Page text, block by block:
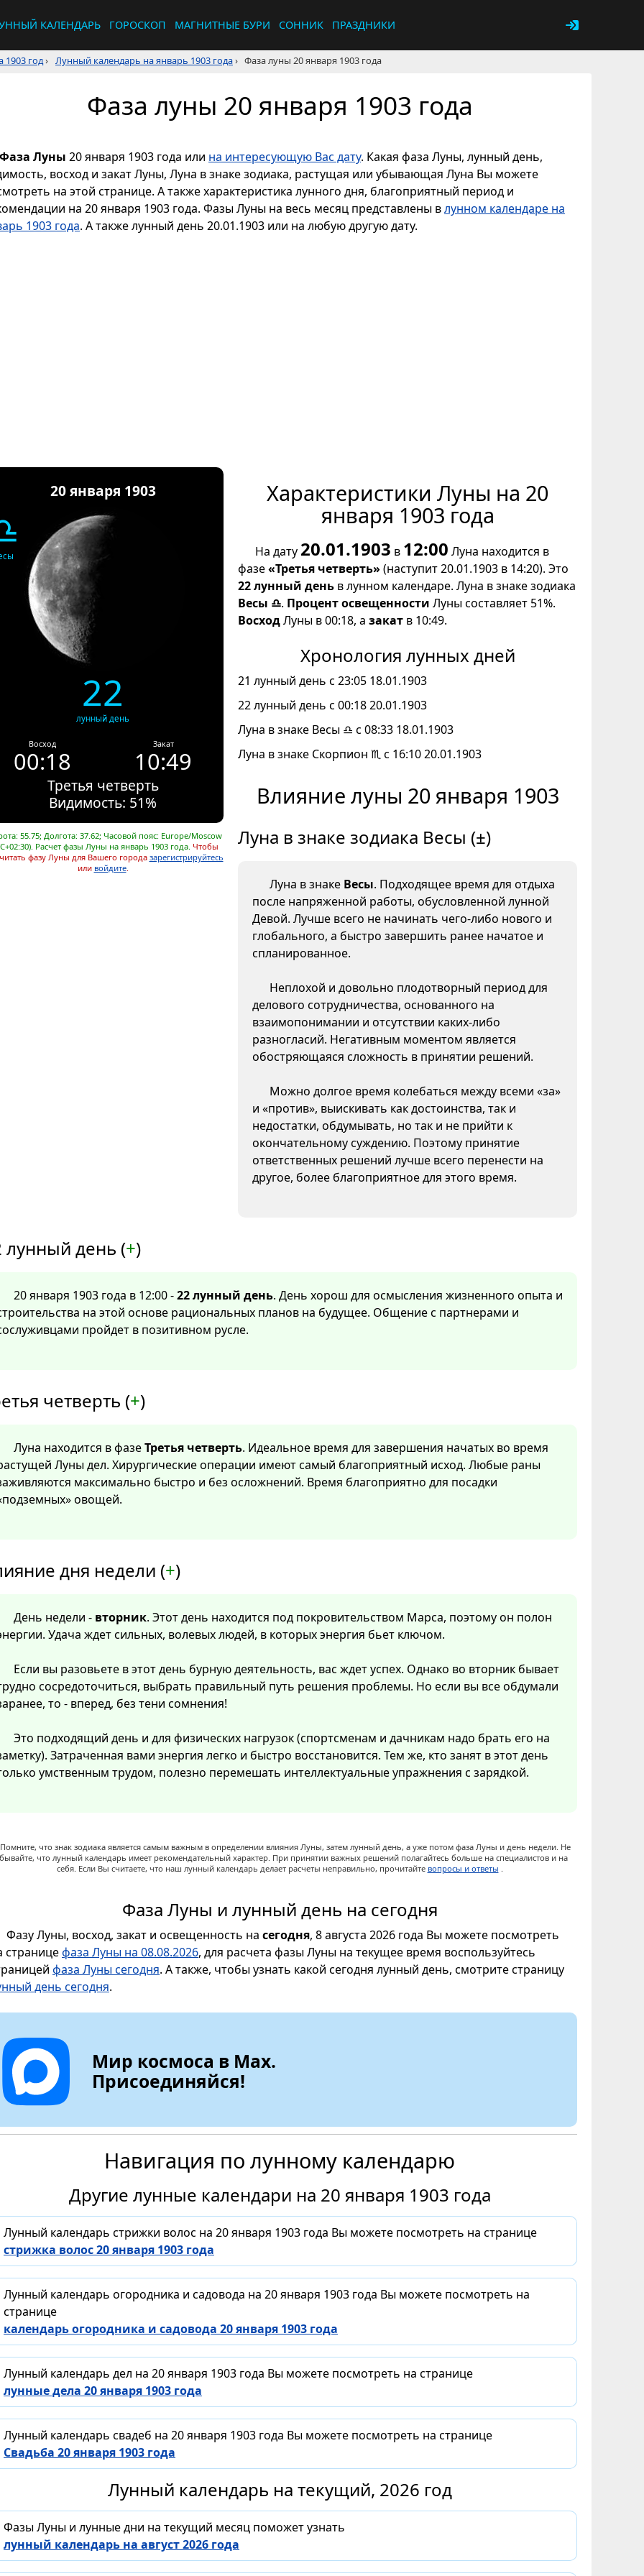
КАЛЕНДАРЬ ГОРОСКОП МАГНИТНЫЕ БУРИ СОННИК ПРАЗДНИКИ
1903 год› Лунный календарь на январь 1903 года› Фаза луны 20 января 1903 года
Фаза луны 20 января 1903 года
Фаза Луны 20 января 1903 года или на интересующую Вас дату. Какая фаза Луны, лунный день,
восход и закат Луны, Луна в знаке зодиака, растущая или убывающая Луна Вы можете
на этой странице. А также характеристика лунного дня, благоприятный период и
на 20 января 1903 года. Фазы Луны на весь месяц представлены влунном календаре на
1903 года. А также лунный день 20.01.1903 или на любую другую дату.
20 января 1903
22
лунный день
Восход
00:18
Закат
10:49
Третья четверть
Видимость: 51%
55.75; Долгота: 37.62; Часовой пояс: Europe/Moscow
Расчет фазы Луны на январь 1903 года. Чтобы
фазу Луны для Вашего города зарегистрируйтесь
или войдите.
Характеристики Луны на 20
января 1903 года
На дату 20.01.1903 в 12:00 Луна находится в
фазе«Третья четверть»(наступит 20.01.1903 в 14:20). Это
22 лунный день в лунном календаре. Луна в знаке зодиака
Весы ♎. Процент освещенности Луны составляет 51%.
ВосходЛуны в 00:18, а закат в 10:49.
Хронология лунных дней
21 лунный день с 23:05 18.01.1903
22 лунный день с 00:18 20.01.1903
Луна в знаке Весы ♎ с 08:33 18.01.1903
Луна в знаке Скорпион ♏ с 16:10 20.01.1903
Влияние луны 20 января 1903
Луна в знаке зодиака Весы (±)
Луна в знаке Весы. Подходящее время для отдыха
после напряженной работы, обусловленной лунной
Девой. Лучше всего не начинать чего-либо нового и
глобального, а быстро завершить ранее начатое и
спланированное.
Неплохой и довольно плодотворный период для
делового сотрудничества, основанного на
взаимопонимании и отсутствии каких-либо
разногласий. Негативным моментом является
обостряющаяся сложность в принятии решений.
Можно долгое время колебаться между всеми «за»
и «против», выискивать как достоинства, так и
недостатки, обдумывать, но так и не прийти к
окончательному суждению. Поэтому принятие
ответственных решений лучше всего перенести на
другое, более благоприятное для этого время.
лунный день (+)
20 января 1903 года в 12:00 -22 лунный день. День хорош для осмысления жизненного опыта и
на этой основе рациональных планов на будущее. Общение с партнерами и
пройдет в позитивном русле.
четверть (+)
Луна находится в фазеТретья четверть. Идеальное время для завершения начатых во время
Луны дел. Хирургические операции имеют самый благоприятный исход. Любые раны
максимально быстро и без осложнений. Время благоприятно для посадки
овощей.
дня недели (+)
День недели - вторник. Этот день находится под покровительством Марса, поэтому он полон
Удача ждет сильных, волевых людей, в которых энергия бьет ключом.
Если вы разовьете в этот день бурную деятельность, вас ждет успех. Однако во вторник бывает
сосредоточиться, выбрать правильный путь решения проблемы. Но если вы все обдумали
то - вперед, без тени сомнения!
Это подходящий день и для физических нагрузок (спортсменам и дачникам надо брать его на
Затраченная вами энергия легко и быстро восстановится. Тем же, кто занят в этот день
умственным трудом, полезно перемешать интеллектуальные упражнения с зарядкой.
Помните, что знак зодиака является самым важным в определении влияния Луны, затем лунный день, а уже потом фаза Луны и день недели. Не
что лунный календарь имеет рекомендательный характер. При принятии важных решений полагайтесь больше на специалистов и на
себя. Если Вы считаете, что наш лунный календарь делает расчеты неправильно, прочитайте вопросы и ответы .
Фаза Луны и лунный день на сегодня
Фазу Луны, восход, закат и освещенность на сегодня, 8 августа 2026 года Вы можете посмотреть
страницефаза Луны на 08.08.2026, для расчета фазы Луны на текущее время воспользуйтесь
фаза Луны сегодня. А также, чтобы узнать какой сегодня лунный день, смотрите страницу
день сегодня.
Мир космоса в Max.
Присоединяйся!
Навигация по лунному календарю
Другие лунные календари на 20 января 1903 года
Лунный календарь стрижки волос на 20 января 1903 года Вы можете посмотреть на странице
стрижка волос 20 января 1903 года
Лунный календарь огородника и садовода на 20 января 1903 года Вы можете посмотреть на
странице
календарь огородника и садовода 20 января 1903 года
Лунный календарь дел на 20 января 1903 года Вы можете посмотреть на странице
лунные дела 20 января 1903 года
Лунный календарь свадеб на 20 января 1903 года Вы можете посмотреть на странице
Свадьба 20 января 1903 года
Лунный календарь на текущий, 2026 год
Фазы Луны и лунные дни на текущий месяц поможет узнать
лунный календарь на август 2026 года